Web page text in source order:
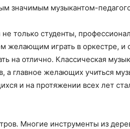
значимым музыкантом-
только студенты,
желающим играть в оркестре, и
на отлично. Классическая
а главное желающих учиться
и на протяжении всех лет
Многие инструменты из